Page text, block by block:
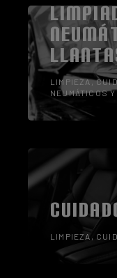
LIMPIEZA,
NEUMÁTICOS
LIMPIEZA,